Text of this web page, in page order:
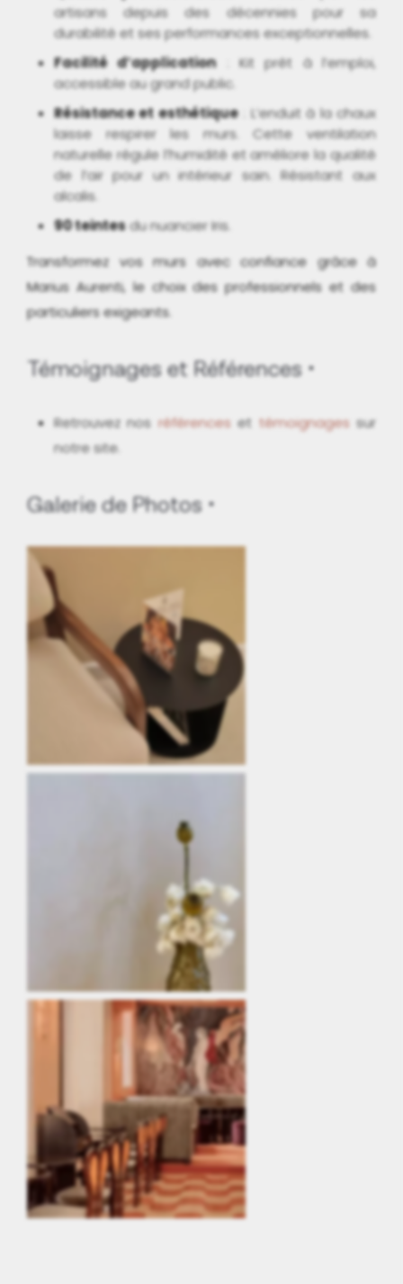
artisans depuis des décennies pour sa
durabilité et ses performances exceptionnelles.
Facilité d’application: Kit prêt à l’emploi,
accessible au grand public.
Résistance et esthétique: L’enduit à la chaux
laisse respirer les murs. Cette ventilation
naturelle régule l’humidité et améliore la qualité
de l’air pour un intérieur sain. Résistant aux
alcalis.
90 teintesdu nuancier Iris.
Transformez vos murs avec confiance grâce à
Marius Aurenti, le choix des professionnels et des
particuliers exigeants.
Témoignages et Références
Retrouvez nosréférenceset témoignagessur
notre site.
Galerie de Photos